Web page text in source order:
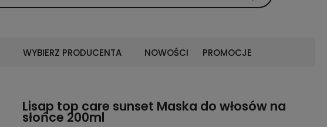
WYBIERZ PRODUCENTA NOWOŚCI PROMOCJE
Lisap top care sunset Maska do włosów na
słońce 200ml